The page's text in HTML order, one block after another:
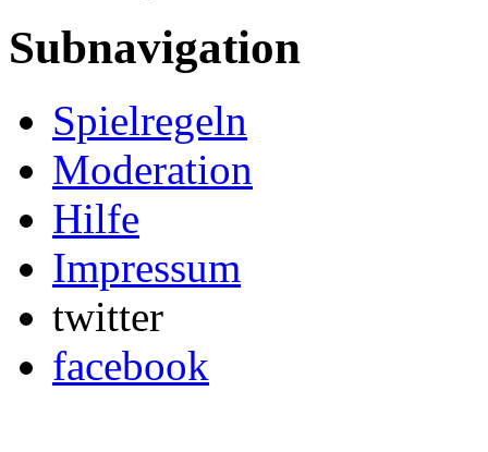
Subnavigation
Spielregeln
Moderation
Hilfe
Impressum
twitter
facebook